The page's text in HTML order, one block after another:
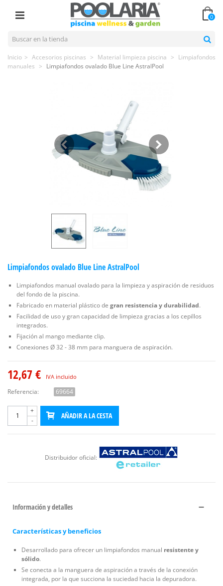
0
Inicio > Accesorios piscinas > Material limpieza piscina > Limpiafondos
manuales > Limpiafondos ovalado Blue Line AstralPool
Limpiafondos ovalado Blue Line AstralPool
Limpiafondos manual ovalado para la limpieza y aspiración de residuos
del fondo de la piscina.
Fabricado en material plástico de gran resistencia y durabilidad.
Facilidad de uso y gran capacidad de limpieza gracias a los cepillos
integrados.
Fijación al mango mediante clip.
Conexiones Ø 32 - 38 mm para manguera de aspiración.
12,67 € IVA incluido
Referencia: 69664
-
+
AÑADIR A LA CESTA
Distribuidor oficial:
Información y detalles
Características y beneficios
Desarrollado para ofrecer un limpiafondos manual resistente y
sólido.
Se conecta a la manguera de aspiración a través de la conexión
integrada, por la que succiona la suciedad hacia la depuradora.